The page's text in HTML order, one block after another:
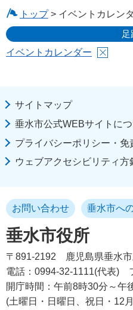
トップ> イベントカレン
足
イベントカレンダー
サイトマップ
垂水市公式WEBサイトに
プライバシーポリシー・免
ウェブアクセシビリティ方
垂水市役所
お問い合わせ 垂水市へ
〒891-2192
鹿児島県垂水
電話：0994-32-1111(代表)
開庁時間：午前8時30分～午
(土曜日・日曜日、祝日・12